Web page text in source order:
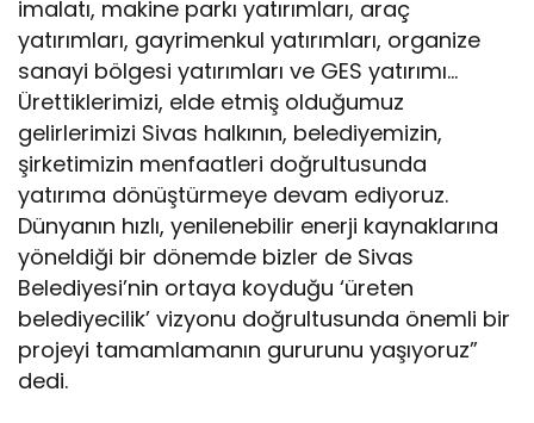
imalatı, makine parkı yatırımları, araç
yatırımları, gayrimenkul yatırımları, organize
sanayi bölgesi yatırımları ve GES yatırımı…
Ürettiklerimizi, elde etmiş olduğumuz
gelirlerimizi Sivas halkının, belediyemizin,
şirketimizin menfaatleri doğrultusunda
yatırıma dönüştürmeye devam ediyoruz.
Dünyanın hızlı, yenilenebilir enerji kaynaklarına
yöneldiği bir dönemde bizler de Sivas
Belediyesi’nin ortaya koyduğu ‘üreten
belediyecilik’ vizyonu doğrultusunda önemli bir
projeyi tamamlamanın gururunu yaşıyoruz”
dedi.